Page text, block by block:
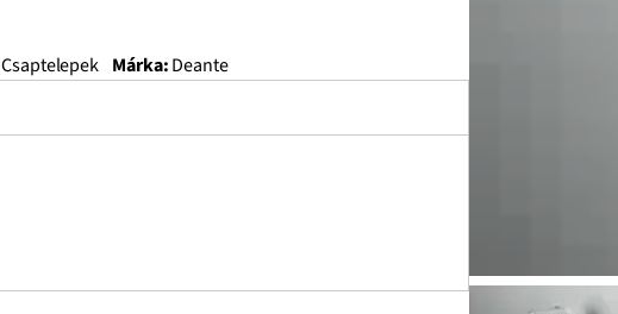
Csaptelepek Márka:Deante